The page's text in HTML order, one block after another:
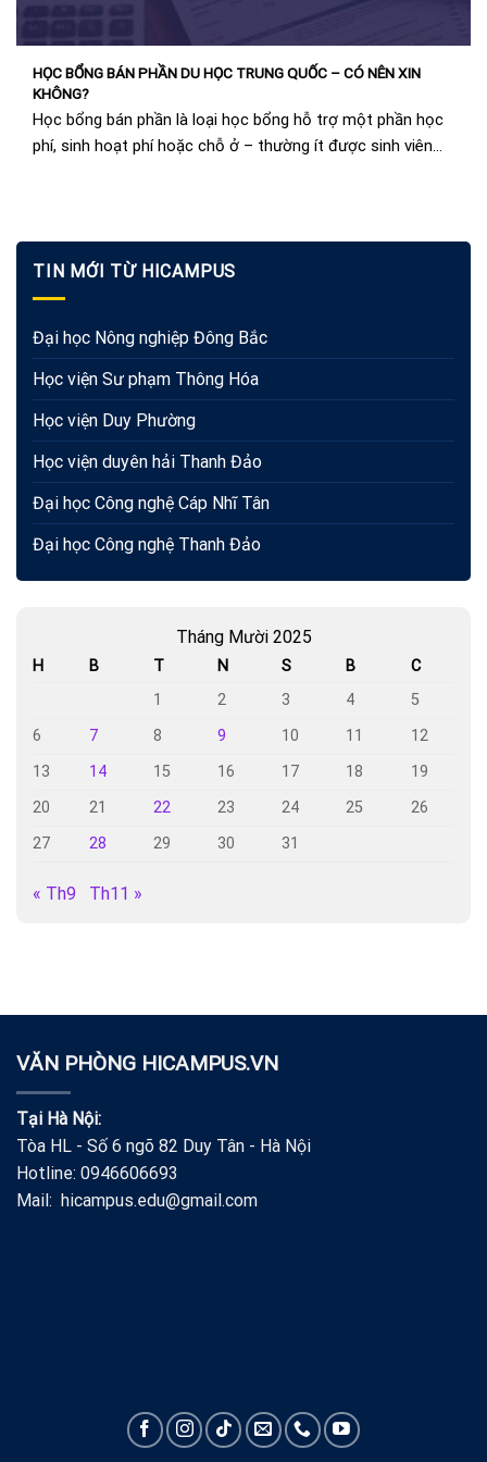
HỌC BỔNG BÁN PHẦN DU HỌC TRUNG QUỐC – CÓ NÊN XIN
KHÔNG?
Học bổng bán phần là loại học bổng hỗ trợ một phần học
phí, sinh hoạt phí hoặc chỗ ở – thường ít được sinh viên...
TIN MỚI TỪ HICAMPUS
Đại học Nông nghiệp Đông Bắc
Học viện Sư phạm Thông Hóa
Học viện Duy Phường
Học viện duyên hải Thanh Đảo
Đại học Công nghệ Cáp Nhĩ Tân
Đại học Công nghệ Thanh Đảo
Tháng Mười 2025
H B T N S B
C
1
2 3 4
5
6
7 8 9 10 11
12
13
14 15 16 17 18
19
20
21 22 23 24 25
26
27
28 29 30 31
« Th9 Th11 »
VĂN PHÒNG HICAMPUS.VN
Tại Hà Nội:
Tòa HL - Số 6 ngõ 82 Duy Tân - Hà Nội
Hotline: 0946606693
Mail: hicampus.edu@gmail.com